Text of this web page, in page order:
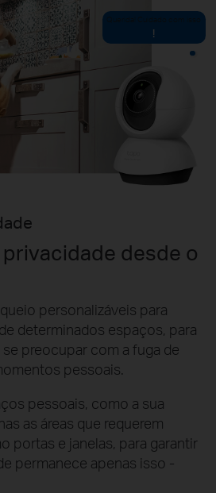
!
privacidade desde o
personalizáveis para
determinados espaços, para
preocupar com a fuga de
pessoais.
pessoais, como a sua
as áreas que requerem
portas e janelas, para garantir
permanece apenas isso -